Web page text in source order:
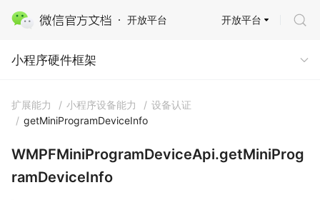
开放平台
小程序硬件框架
开放平台
小程序硬件框架
扩展能力 / 小程序设备能力 / 设备认证
/ getMiniProgramDeviceInfo
WMPFMiniProgramDeviceApi.getMiniProg
ramDeviceInfo